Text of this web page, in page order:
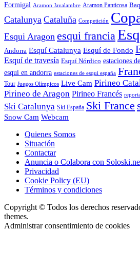
Formigal Aramon Javalambre Aramon Panticosa
Catalunya Cataluña Competición
Esqui Aragon esqui francia
Andorra Esquí Catalunya Esquí de Fondo
Esquí de travesía Esquí Nórdico estaciones
esqui en andorra estaciones de esqui españa
Tour Juegos Olímpicos Live Cam Pirineo
Pirineo de Aragon Pirineo Francés
Ski Catalunya Ski España Ski France
Snow Cam Webcam
Quienes Somos
Situación
Contactar
Anuncia o Colabora con
Privacidad
Cookie Policy (EU)
Términos y condiciones
Copyright © Todos los derechos
themes.
Administrar consentimiento de cookies